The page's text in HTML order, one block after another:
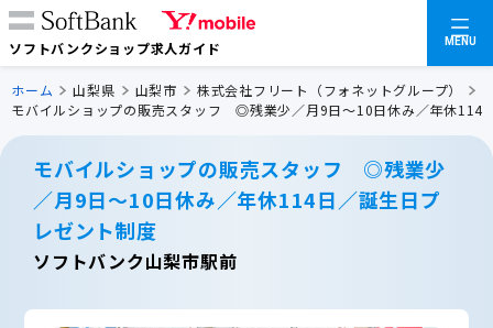
ソフトバンクショップ求人ガイド MENU
ホーム 山梨県 山梨市
株式会社フリート（フォネットグループ）
モバイルショップの販売スタッフ ◎残業少／月9日～10日休み／年休114
モバイルショップの販売スタッフ ◎残業少
／月9日～10日休み／年休114日／誕生日プ
レゼント制度
ソフトバンク山梨市駅前